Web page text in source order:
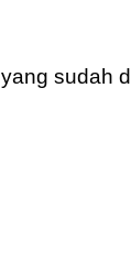
yang sudah